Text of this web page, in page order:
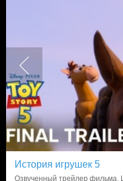
История игрушек 5
Озвученный трейлер фильма.